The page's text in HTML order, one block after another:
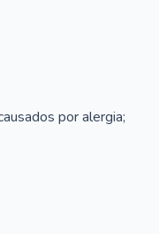
por alergia;